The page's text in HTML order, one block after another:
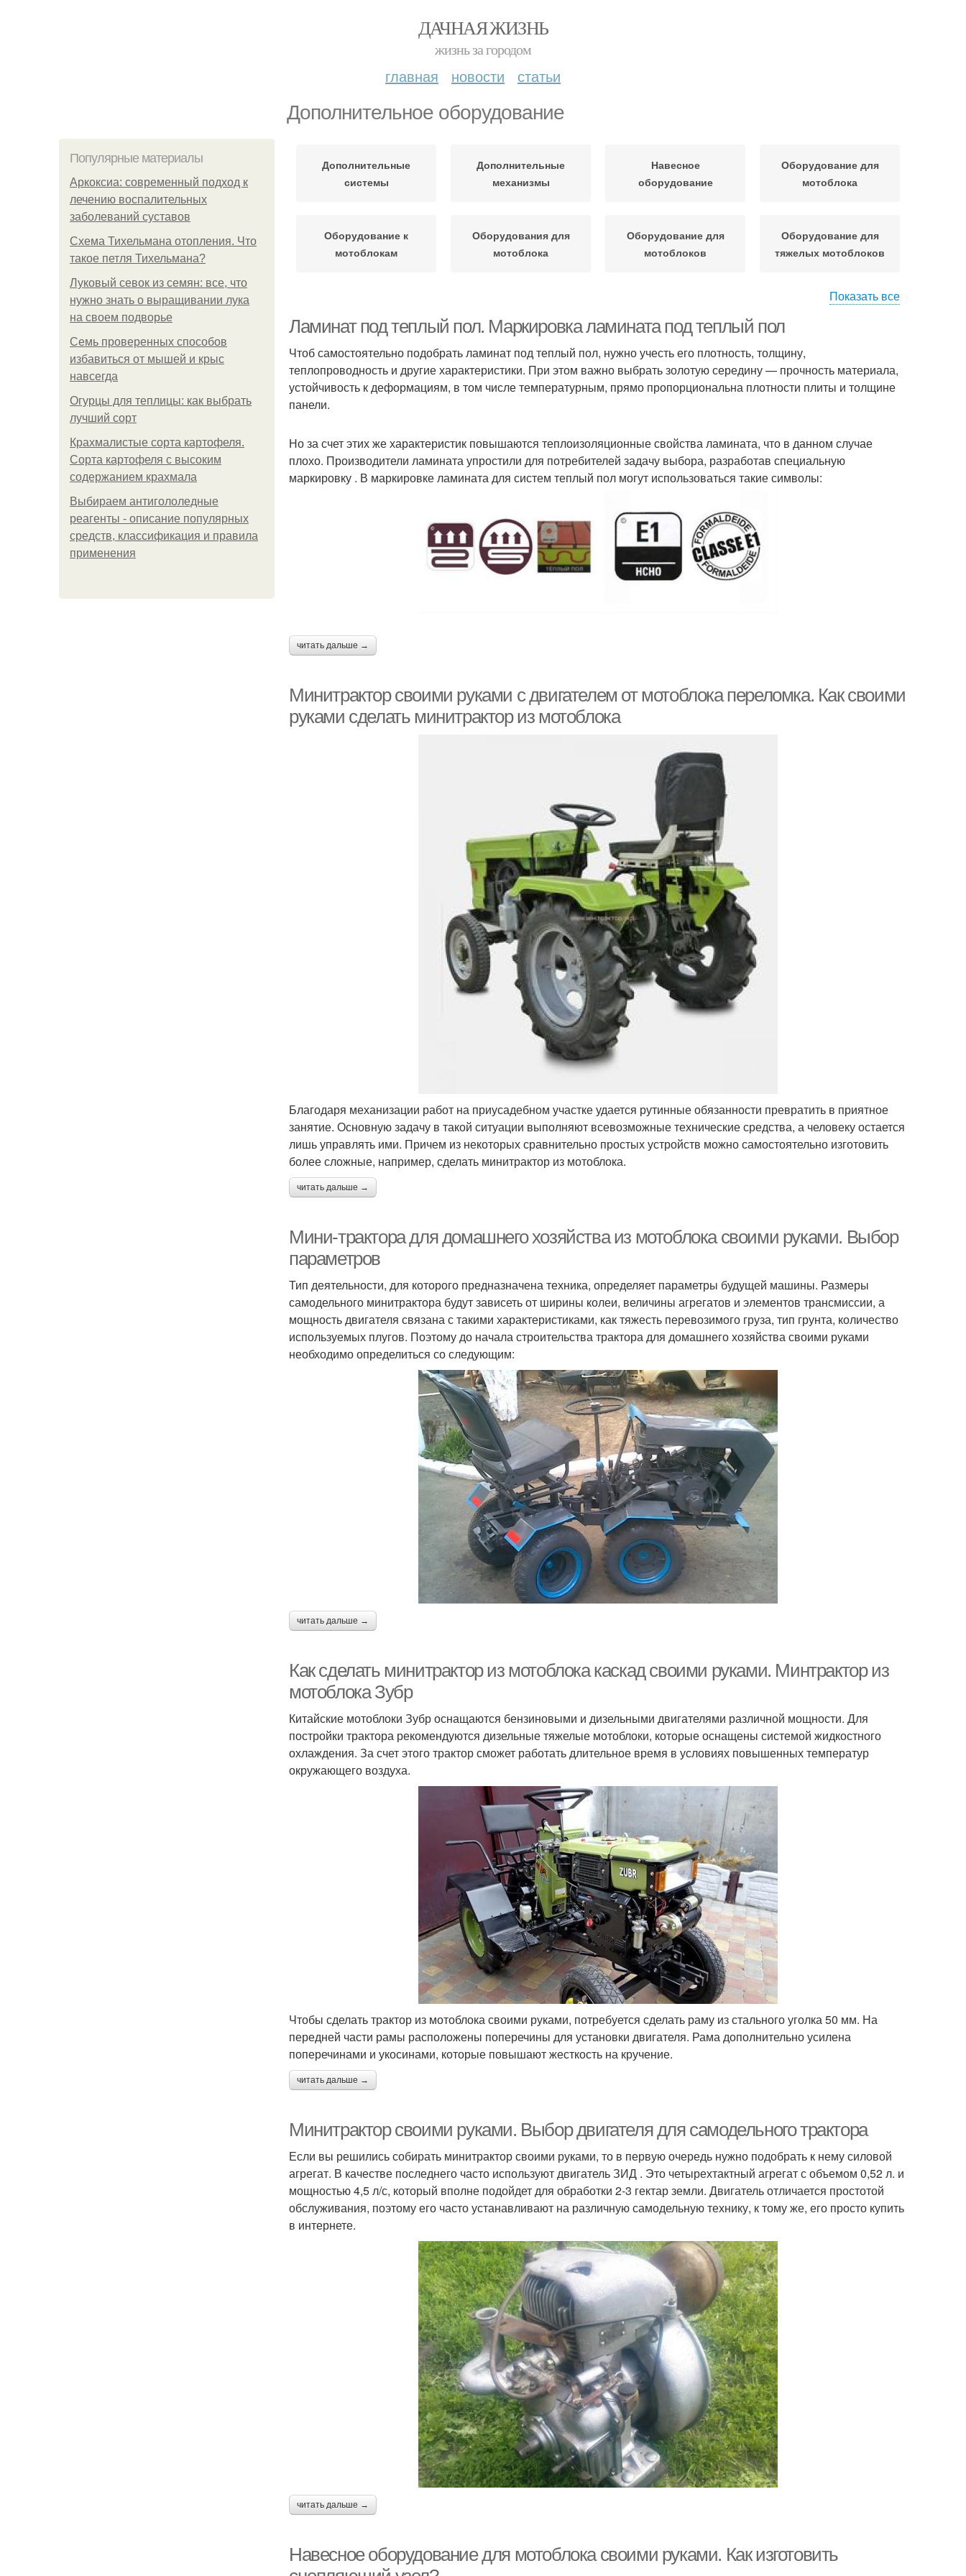
ДАЧНАЯ ЖИЗНЬ
жизнь за городом
главная новости статьи
Дополнительное оборудование
Популярные материалы
Аркоксиа: современный подход к
лечению воспалительных
заболеваний суставов
Схема Тихельмана отопления. Что
такое петля Тихельмана?
Луковый севок из семян: все, что
нужно знать о выращивании лука
на своем подворье
Семь проверенных способов
избавиться от мышей и крыс
навсегда
Огурцы для теплицы: как выбрать
лучший сорт
Крахмалистые сорта картофеля.
Сорта картофеля с высоким
содержанием крахмала
Выбираем антигололедные
реагенты - описание популярных
средств, классификация и правила
применения
Дополнительные
системы
Дополнительные
механизмы
Навесное
оборудование
Оборудование для
мотоблока
Оборудование к
мотоблокам
Оборудования для
мотоблока
Оборудование для
мотоблоков
Оборудование для
тяжелых мотоблоков
Показать все
Ламинат под теплый пол. Маркировка ламината под теплый пол
Чтоб самостоятельно подобрать ламинат под теплый пол, нужно учесть его плотность, толщину,
теплопроводность и другие характеристики. При этом важно выбрать золотую середину — прочность материала,
устойчивость к деформациям, в том числе температурным, прямо пропорциональна плотности плиты и толщине
панели.
Но за счет этих же характеристик повышаются теплоизоляционные свойства ламината, что в данном случае
плохо. Производители ламината упростили для потребителей задачу выбора, разработав специальную
маркировку . В маркировке ламината для систем теплый пол могут использоваться такие символы:
читать дальше →
Минитрактор своими руками с двигателем от мотоблока переломка. Как своими
руками сделать минитрактор из мотоблока
Благодаря механизации работ на приусадебном участке удается рутинные обязанности превратить в приятное
занятие. Основную задачу в такой ситуации выполняют всевозможные технические средства, а человеку остается
лишь управлять ими. Причем из некоторых сравнительно простых устройств можно самостоятельно изготовить
более сложные, например, сделать минитрактор из мотоблока.
читать дальше →
Мини-трактора для домашнего хозяйства из мотоблока своими руками. Выбор
параметров
Тип деятельности, для которого предназначена техника, определяет параметры будущей машины. Размеры
самодельного минитрактора будут зависеть от ширины колеи, величины агрегатов и элементов трансмиссии, а
мощность двигателя связана с такими характеристиками, как тяжесть перевозимого груза, тип грунта, количество
используемых плугов. Поэтому до начала строительства трактора для домашнего хозяйства своими руками
необходимо определиться со следующим:
читать дальше →
Как сделать минитрактор из мотоблока каскад своими руками. Минтрактор из
мотоблока Зубр
Китайские мотоблоки Зубр оснащаются бензиновыми и дизельными двигателями различной мощности. Для
постройки трактора рекомендуются дизельные тяжелые мотоблоки, которые оснащены системой жидкостного
охлаждения. За счет этого трактор сможет работать длительное время в условиях повышенных температур
окружающего воздуха.
Чтобы сделать трактор из мотоблока своими руками, потребуется сделать раму из стального уголка 50 мм. На
передней части рамы расположены поперечины для установки двигателя. Рама дополнительно усилена
поперечинами и укосинами, которые повышают жесткость на кручение.
читать дальше →
Минитрактор своими руками. Выбор двигателя для самодельного трактора
Если вы решились собирать минитрактор своими руками, то в первую очередь нужно подобрать к нему силовой
агрегат. В качестве последнего часто используют двигатель ЗИД . Это четырехтактный агрегат с объемом 0,52 л. и
мощностью 4,5 л/с, который вполне подойдет для обработки 2-3 гектар земли. Двигатель отличается простотой
обслуживания, поэтому его часто устанавливают на различную самодельную технику, к тому же, его просто купить
в интернете.
читать дальше →
Навесное оборудование для мотоблока своими руками. Как изготовить